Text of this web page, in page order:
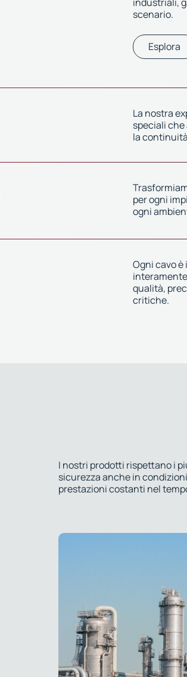
scenario.
Esplora
La nostra
speciali
la
per ogni
ogni
Ogni cavo
qualità,
critiche.
I nostri prodotti rispettano i
sicurezza anche in
prestazioni costanti nel